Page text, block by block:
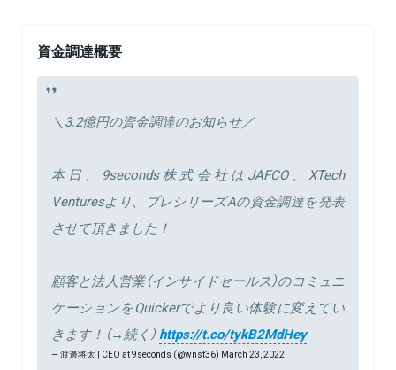
資金調達概要
＼3.2億円の資金調達のお知らせ／
本日、9seconds株式会社はJAFCO、XTech
Venturesより、プレシリーズAの資金調達を発表
させて頂きました！
顧客と法人営業（インサイドセールス）のコミュニ
ケーションをQuickerでより良い体験に変えてい
きます！（→続く）https://t.co/tykB2MdHey
— 渡邊将太 | CEO at 9seconds (@wnst36) March 23, 2022